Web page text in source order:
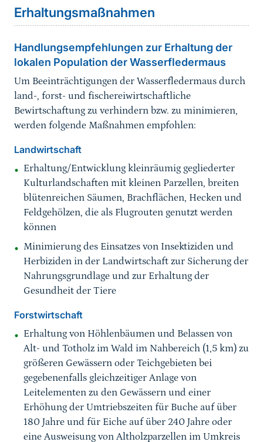
Erhaltungsmaßnahmen
Handlungsempfehlungen zur Erhaltung der
lokalen Population der Wasserfledermaus
Um Beeinträchtigungen der Wasserfledermaus durch
land-, forst- und fischereiwirtschaftliche
Bewirtschaftung zu verhindern bzw. zu minimieren,
werden folgende Maßnahmen empfohlen:
Landwirtschaft
Erhaltung/Entwicklung kleinräumig gegliederter
Kulturlandschaften mit kleinen Parzellen, breiten
blütenreichen Säumen, Brachflächen, Hecken und
Feldgehölzen, die als Flugrouten genutzt werden
können
Minimierung des Einsatzes von Insektiziden und
Herbiziden in der Landwirtschaft zur Sicherung der
Nahrungsgrundlage und zur Erhaltung der
Gesundheit der Tiere
Forstwirtschaft
Erhaltung von Höhlenbäumen und Belassen von
Alt- und Totholz im Wald im Nahbereich (1,5 km) zu
größeren Gewässern oder Teichgebieten bei
gegebenenfalls gleichzeitiger Anlage von
Leitelementen zu den Gewässern und einer
Erhöhung der Umtriebszeiten für Buche auf über
180 Jahre und für Eiche auf über 240 Jahre oder
eine Ausweisung von Altholzparzellen im Umkreis